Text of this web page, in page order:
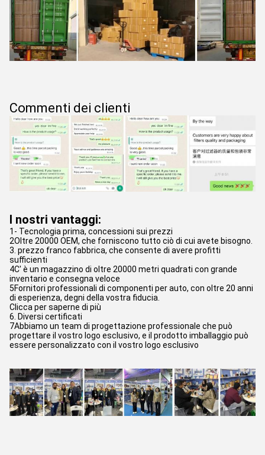
Commenti dei clienti
I nostri vantaggi:
1- Tecnologia prima, concessioni sui prezzi
2Oltre 20000 OEM, che forniscono tutto ciò di cui avete bisogno.
3. prezzo franco fabbrica, che consente di avere profitti
sufficienti
4C' è un magazzino di oltre 20000 metri quadrati con grande
inventario e consegna veloce
5Fornitori professionali di componenti per auto, con oltre 20 anni
di esperienza, degni della vostra fiducia.
Clicca per saperne di più
6. Diversi certificati
7Abbiamo un team di progettazione professionale che può
progettare il vostro logo esclusivo, e il prodotto imballaggio può
essere personalizzato con il vostro logo esclusivo